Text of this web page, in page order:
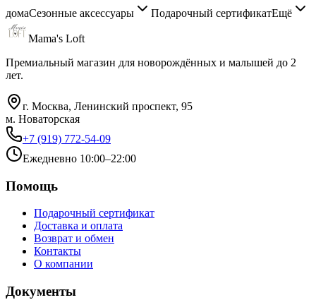
домаСезонные аксессуары Подарочный сертификатЕщё
Mama's Loft
Премиальный магазин для новорождённых и малышей до 2
лет.
г. Москва, Ленинский проспект, 95
м. Новаторская
+7 (919) 772-54-09
Ежедневно 10:00–22:00
Помощь
Подарочный сертификат
Доставка и оплата
Возврат и обмен
Контакты
О компании
Документы